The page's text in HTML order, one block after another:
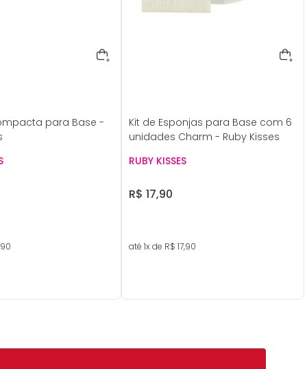
para Base -
90
Kit de Esponjas para Base com 6
unidades Charm - Ruby Kisses
RUBY KISSES
R$ 17,90
até 1x de R$ 17,90